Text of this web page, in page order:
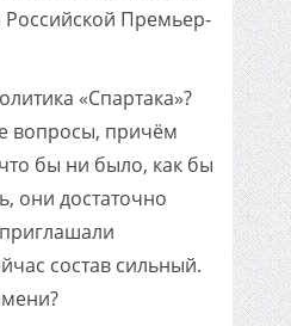
Премьер-
«Спартака»?
вопросы, причём
бы ни было, как бы
они достаточно
состав сильный.